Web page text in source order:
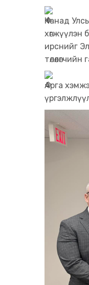
Канад
ирснийг
Арга